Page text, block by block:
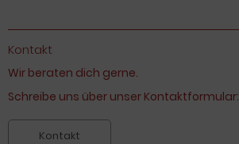
Kontakt
Wir beraten dich gerne.
Schreibe uns über unser Kontaktformular:
Kontakt